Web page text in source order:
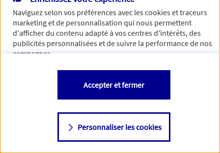
Naviguez selon vos préférences avec lescookies et traceurs
marketing et de personnalisation qui nous permettent
d'afficher du contenu adapté à vos centres d'intérêts, des
publicités personnalisées et de suivre la performance de nos
campagnes.
Vous êtes libre de les accepter, de les refuser comme de
changer d'avis à tout moment en allant sur
Consulter notre politique decookies
Personnaliser les cookies
Accepter et fermer